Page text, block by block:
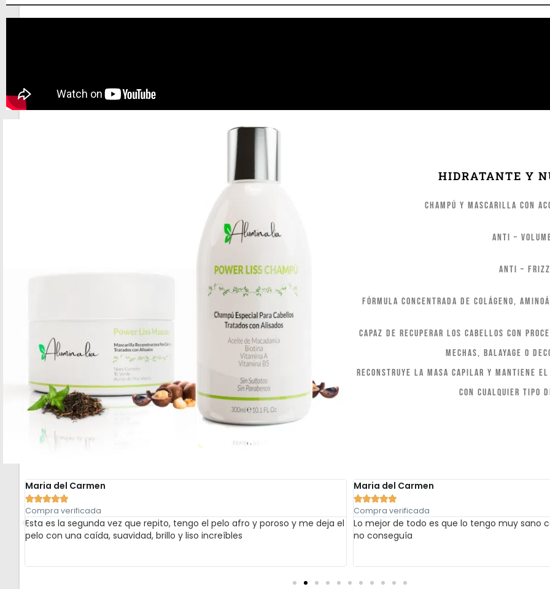
HIDRATANTE Y
Champú y Mascarilla con
Anti –
Anti – Frizz
Fórmula concentrada de Colágeno,
Capaz de recuperar los cabellos con
mechas, balayage o
Reconstruye la masa capilar y mantiene
con cualquier tipo
Maria del Carmen

Compra verificada
Esta es la segunda vez que repito, tengo el pelo afro y poroso y me deja el
pelo con una caída, suavidad, brillo y liso increíbles
Maria del Carmen

Compra verificada
Lo mejor de todo es que lo tengo muy sano
no conseguía